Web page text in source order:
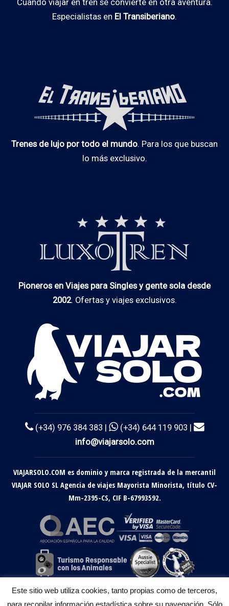
Cuando viajar en tren se convierte en otra aventura.
Especialistas en El Transiberiano.
Trenes de lujo por todo el mundo. Para los que buscan
lo más exclusivo.
Pioneros en Viajes para Singles y gente sola desde
2002. Ofertas y viajes exclusivos.
(+34) 976 384 383 |
(+34) 644 119 903 |
info@viajarsolo.com
VIAJARSOLO.COM es dominio y marca registrada de la mercantil
VIAJAR SOLO SL Agencia de viajes Mayorista Minorista, título CV-
Mm-2395-CS, CIF B-67993592.
Este sitio web utiliza cookies, tanto propias como de terceros,
para recopilar información estadística sobre su navegación. Sólo